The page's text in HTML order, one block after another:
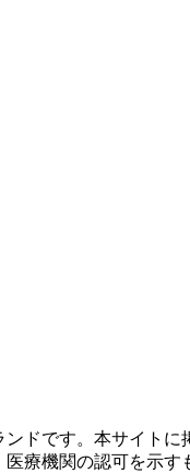
ドです。本サイト
療機関の認可を示す